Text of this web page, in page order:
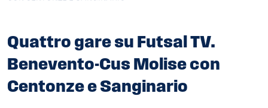
Quattro gare su Futsal TV.
Benevento-Cus Molise con
Centonze e Sanginario